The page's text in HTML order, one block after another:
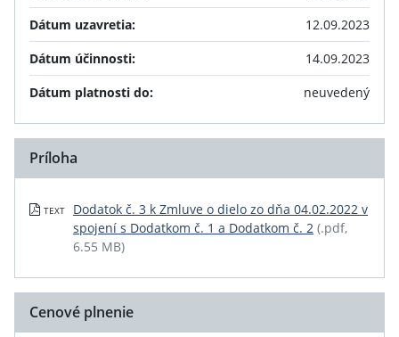
Dátum uzavretia:
12.09.2023
Dátum účinnosti:
14.09.2023
Dátum platnosti do:
neuvedený
Príloha
TEXT
Dodatok č. 3 k Zmluve o dielo zo dňa 04.02.2022 v
spojení s Dodatkom č. 1 a Dodatkom č. 2 (.pdf,
6.55 MB)
Cenové plnenie